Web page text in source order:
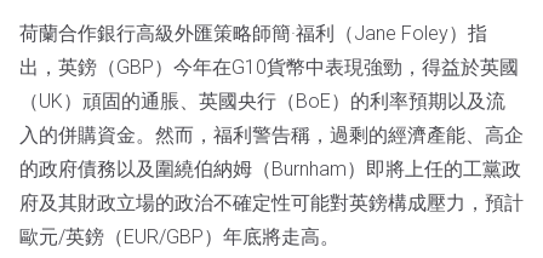
荷蘭合作銀行高級外匯策略師簡·福利（Jane Foley）指
出，英鎊（GBP）今年在G10貨幣中表現強勁，得益於英國
（UK）頑固的通脹、英國央行（BoE）的利率預期以及流
入的併購資金。然而，福利警告稱，過剩的經濟產能、高企
的政府債務以及圍繞伯納姆（Burnham）即將上任的工黨政
府及其財政立場的政治不確定性可能對英鎊構成壓力，預計
歐元/英鎊（EUR/GBP）年底將走高。